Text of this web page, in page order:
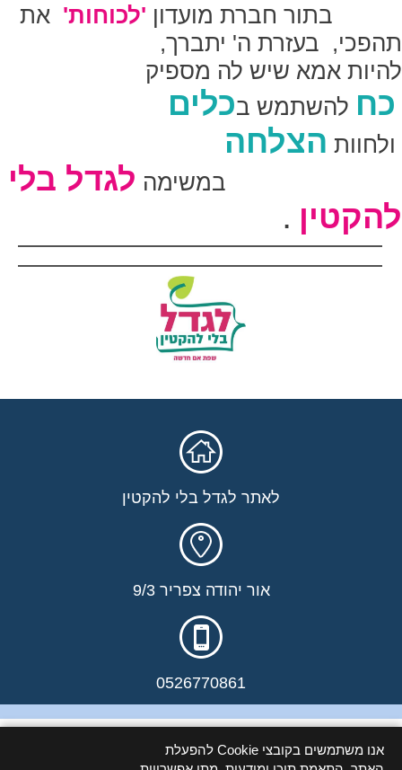
בתור חברת מועדון 'לכוחות' את
תהפכי, בעזרת ה' יתברך,
להיות אמא שיש לה מספיק
כח להשתמש בכלים
ולחוות הצלחה
במשימה לגדל בלי
להקטין .
לאתר לגדל בלי להקטין
אור יהודה צפריר 9/3
0526770861
מערכת יצירת דפי נחיתה מבית שלח מסר
אנו משתמשים בקובצי Cookie להפעלת